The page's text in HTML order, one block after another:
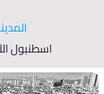
اسطنبول